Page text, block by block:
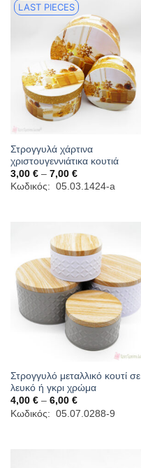
LAST PIECES
Στρογγυλά χάρτινα
χριστουγεννιάτικα κουτιά
3,00 € – 7,00 €Price
range:
3,00 €
Κωδικός: 05.03.1424-a
Στρογγυλό μεταλλικό κουτί σε
λευκό ή γκρι χρώμα
4,00 € – 6,00 €Price
range:
4,00 €
Κωδικός: 05.07.0288-9